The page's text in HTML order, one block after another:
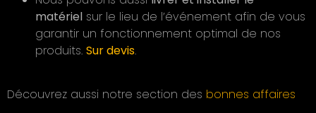
matériel sur le lieu de l’événement afin de vous
garantir un fonctionnement optimal de nos
produits. Sur devis.
Découvrez aussi notre section des bonnes affaires